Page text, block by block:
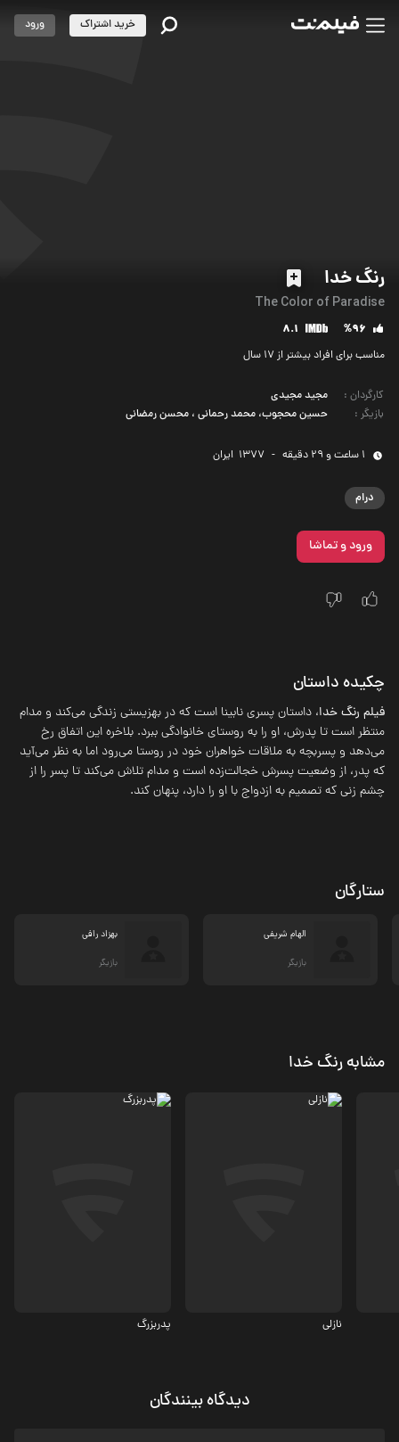
رنگ خدا
The Color of Paradise
%96
8.1
مناسب برای افراد بیشتر از 17 سال
کارگردان :
مجید مجیدی
بازیگر : حسین محجوب، محمد رحمانی ، محسن رمضانی
1 ساعت و 29 دقیقه -
1377 ‌ ایران
درام
ورود و تماشا
خرید اشتراک ورود
چکیده داستان
فیلم رنگ خدا، داستان پسری نابینا است که در بهزیستی زندگی می‌کند و مدام
منتظر است تا پدرش، او را به روستای خانوادگی ببرد. بلاخره این اتفاق رخ
می‌دهد و پسربچه به ملاقات خواهران خود در روستا می‌رود اما به نظر می‌آید
که پدر، از وضعیت پسرش خجالت‌زده است و مدام تلاش می‌کند تا پسر را از
چشم زنی که تصمیم به ازدواج با او را دارد، پنهان کند.
ستارگان
الهام شریفی
بازیگر
بهزاد رافی
بازیگر
مشابه رنگ خدا
نازلی پدربزرگ
دیدگاه بینندگان